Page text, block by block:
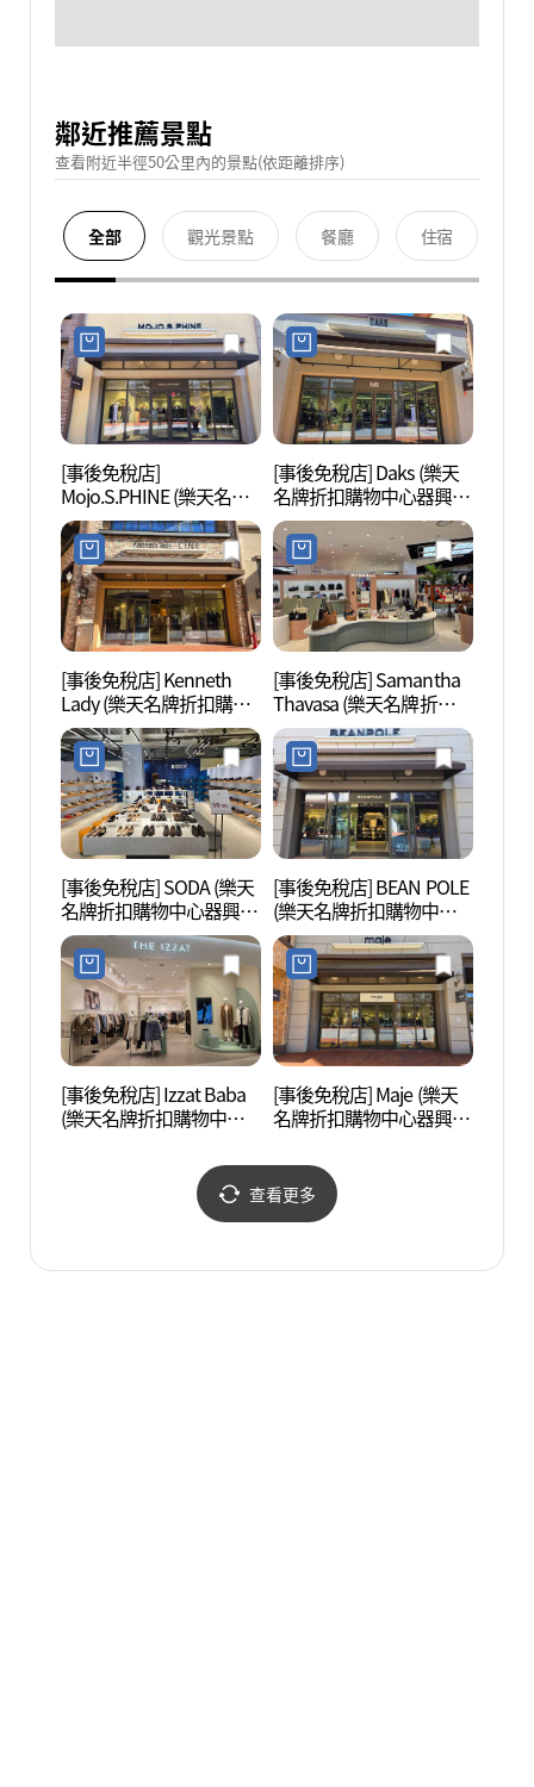
鄰近推薦景點
查看附近半徑50公里內的景點(依距離排序)
全部 觀光景點 餐廳 住宿
[事後免稅店]
Mojo.S.PHINE (樂天名牌
折扣購物中心器興店)(모
조에스핀 롯데프리미엄
아울렛 기흥점)
[事後免稅店] Daks (樂天
名牌折扣購物中心器興
店)(닥스 롯데프리미엄아
울렛 기흥점)
[事後免稅店] Kenneth
Lady (樂天名牌折扣購物
中心器興店)(케네스레이
디 롯데프리미엄아울렛
기흥점)
[事後免稅店] Samantha
Thavasa (樂天名牌折扣購
物中心器興店)(마이쉘&
사만사타바사 롯데프리
미엄아울렛 기흥점)
[事後免稅店] SODA (樂天
名牌折扣購物中心器興
店)(소다 롯데프리미엄아
울렛 기흥점)
[事後免稅店] BEAN POLE
(樂天名牌折扣購物中心
器興店)(빈폴아울렛 롯데
프리미엄아울렛 기흥점)
[事後免稅店] Izzat Baba
(樂天名牌折扣購物中心
리미엄아울렛 기흥점)
[事後免稅店] Maje (樂天
名牌折扣購物中心器興
울렛 기흥점)
查看更多